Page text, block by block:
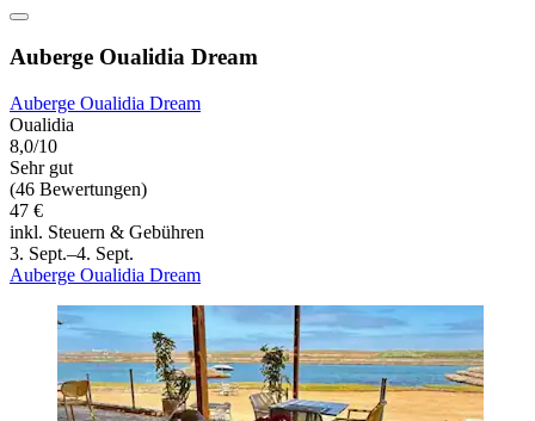
Auberge Oualidia Dream
Auberge Oualidia Dream
Oualidia
8,0/10
Sehr gut
(46 Bewertungen)
47 €
inkl. Steuern & Gebühren
3. Sept.–4. Sept.
Auberge Oualidia Dream